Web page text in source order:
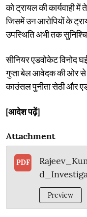
को ट्रायल की कार्यवाही में
जिसमें उन आरोपियों के
उपस्थिति अभी तक
सीनियर एडवोकेट विनोद
गुप्ता बेल आवेदक की ओर
काउंसल पुनीता सेठी और
[आदेश पढ़ें]
Attachment
PDF
Preview